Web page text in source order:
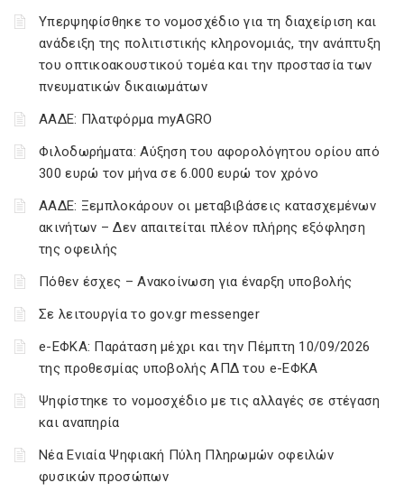
Υπερψηφίσθηκε το νομοσχέδιο για τη διαχείριση και
ανάδειξη της πολιτιστικής κληρονομιάς, την ανάπτυξη
του οπτικοακουστικού τομέα και την προστασία των
πνευματικών δικαιωμάτων
ΑΑΔΕ: Πλατφόρμα myAGRO
Φιλοδωρήματα: Αύξηση του αφορολόγητου ορίου από
300 ευρώ τον μήνα σε 6.000 ευρώ τον χρόνο
ΑΑΔΕ: Ξεμπλοκάρουν οι μεταβιβάσεις κατασχεμένων
ακινήτων – Δεν απαιτείται πλέον πλήρης εξόφληση
της οφειλής
Πόθεν έσχες – Ανακοίνωση για έναρξη υποβολής
Σε λειτουργία το gov.gr messenger
e-ΕΦΚΑ: Παράταση μέχρι και την Πέμπτη 10/09/2026
της προθεσμίας υποβολής ΑΠΔ του e-ΕΦΚΑ
Ψηφίστηκε το νομοσχέδιο με τις αλλαγές σε στέγαση
και αναπηρία
Νέα Ενιαία Ψηφιακή Πύλη Πληρωμών οφειλών
φυσικών προσώπων